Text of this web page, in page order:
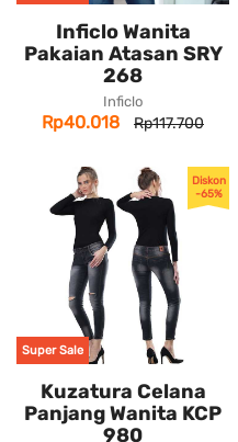
Inficlo Wanita
Pakaian Atasan SRY
268
Inficlo
Rp40.018 Rp117.700
Diskon
-65%
Super Sale
Kuzatura Celana
Panjang Wanita KCP
980